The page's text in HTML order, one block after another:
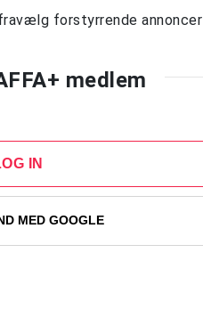
forstyrrende annoncer
medlem
IN
MED GOOGLE